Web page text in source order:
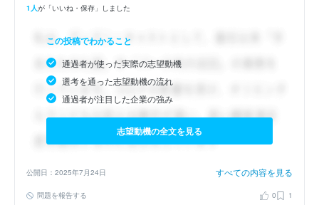
1人が「いいね・保存」しました
この投稿でわかること
通過者が使った実際の志望動機
選考を通った志望動機の流れ
通過者が注目した企業の強み
志望動機の全文を見る
公開日：2025年7月24日 すべての内容を見る
問題を報告する 0 1